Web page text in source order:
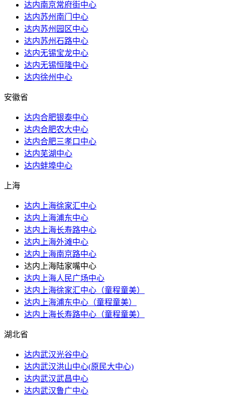
达内南京常府街中心
达内苏州南门中心
达内苏州园区中心
达内苏州石路中心
达内无锡宝龙中心
达内无锡恒隆中心
达内徐州中心
安徽省
达内合肥银泰中心
达内合肥农大中心
达内合肥三孝口中心
达内芜湖中心
达内蚌埠中心
上海
达内上海徐家汇中心
达内上海浦东中心
达内上海长寿路中心
达内上海外滩中心
达内上海南京路中心
达内上海陆家嘴中心
达内上海人民广场中心
达内上海徐家汇中心（童程童美）
达内上海浦东中心（童程童美）
达内上海长寿路中心（童程童美）
湖北省
达内武汉光谷中心
达内武汉洪山​中心(原民大中心)
达内武汉武昌中心
达内武汉鲁广中心